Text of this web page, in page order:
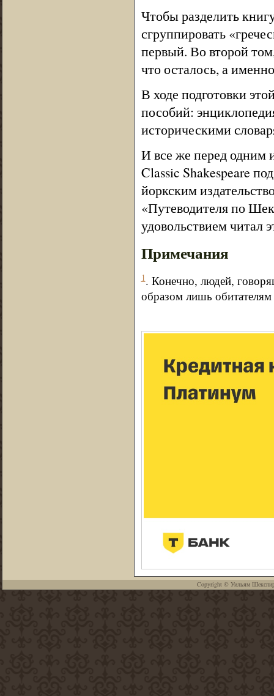
Чтобы разделить
сгруппировать
первый. Во второй
что осталось, а
В ходе подготовки
пособий:
историческими
И все же перед одним
Classic Shakespeare
йоркским
«Путеводителя по
удовольствием читал
Примечания
1. Конечно, людей,
образом лишь
Copyright © Уильям